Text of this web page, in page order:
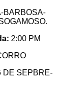
BARBOSA-
2:00 PM
DE SEPBRE-